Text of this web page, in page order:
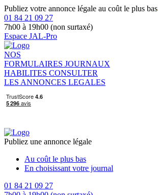
Publiez votre annonce légale au coût le plus bas
01 84 21 09 27
7h00 à 19h00 (non surtaxé)
Espace JAL-Pro
NOS
FORMULAIRES JOURNAUX
HABILITES CONSULTER
LES ANNONCES LEGALES
Publiez une annonce légale
Au coût le plus bas
En choisissant votre journal
01 84 21 09 27